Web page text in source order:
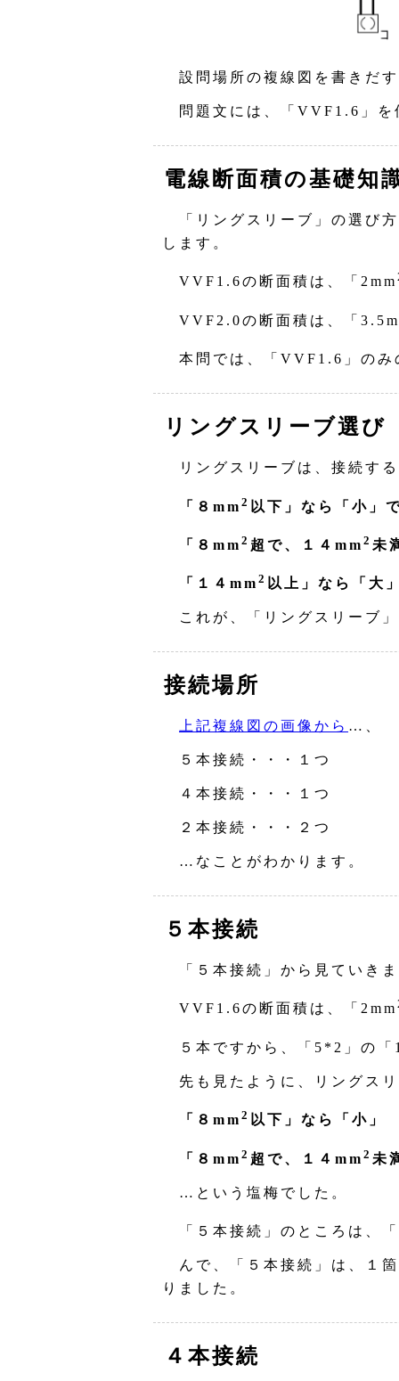
設問場所の複線図を書きだ
問題文には、「VVF1.6」を
電線断面積の基礎知
「リングスリーブ」の選び
します。
VVF1.6の断面積は、「2mm
VVF2.0の断面積は、「
本問では、「VVF1.6」のみ
リングスリーブ選び
リングスリーブは、接続す
「８mm 2 以下」なら「小」
「８mm 2 超で、１４mm 2 未
「１４mm 2 以上」なら「大
これが、「リングスリーブ
接続場所
上記複線図の画像から …、
５本接続・・・１つ
４本接続・・・１つ
２本接続・・・２つ
…なことがわかります。
５本接続
「５本接続」から見ていき
VVF1.6の断面積は、「2mm
５本ですから、「5*2」の「
先も見たように、リングス
「８mm 2 以下」なら「小」
「８mm 2 超で、１４mm 2 未
…という塩梅でした。
「５本接続」のところは、
んで、「５本接続」は、１
りました。
４本接続